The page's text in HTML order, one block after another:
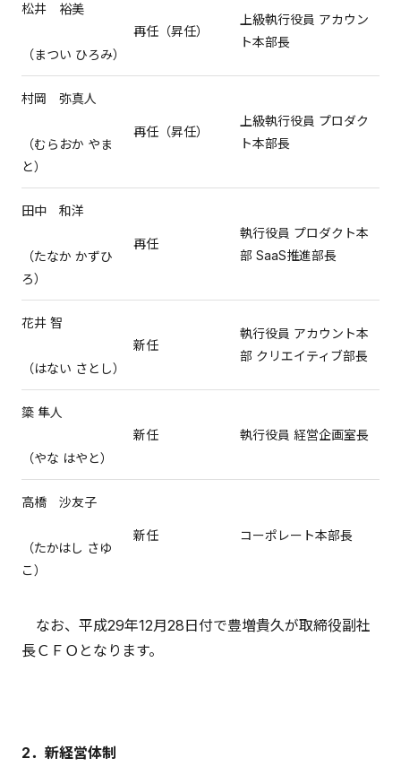
松井 裕美
（まつい ひろみ）
再任（昇任）
上級執行役員 アカウン
ト本部長
村岡 弥真人
（むらおか やま
と）
再任（昇任）
上級執行役員 プロダク
ト本部長
田中 和洋
（たなか かずひ
ろ）
再任
執行役員 プロダクト本
部 SaaS推進部長
花井 智
（はない さとし）
新任
執行役員 アカウント本
部 クリエイティブ部長
簗 隼人
（やな はやと）
新任 執行役員 経営企画室長
高橋 沙友子
（たかはし さゆ
こ）
新任 コーポレート本部長
なお、平成29年12月28日付で豊増貴久が取締役副社
長ＣＦＯとなります。
2．新経営体制